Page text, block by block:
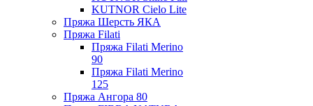
KUTNOR Cielo Lite
Пряжа Шерсть ЯКА
Пряжа Filati
Пряжа Filati Merino
90
Пряжа Filati Merino
125
Пряжа Ангора 80